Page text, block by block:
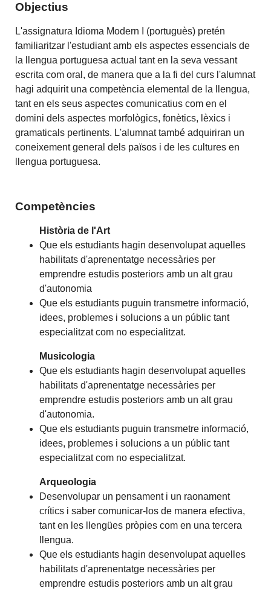
Objectius
L'assignatura Idioma Modern I (portuguès) pretén
familiaritzar l'estudiant amb els aspectes essencials de
la llengua portuguesa actual tant en la seva vessant
escrita com oral, de manera que a la fi del curs l'alumnat
hagi adquirit una competència elemental de la llengua,
tant en els seus aspectes comunicatius com en el
domini dels aspectes morfològics, fonètics, lèxics i
gramaticals pertinents. L'alumnat també adquiriran un
coneixement general dels països i de les cultures en
llengua portuguesa.
Competències
Història de l'Art
Que els estudiants hagin desenvolupat aquelles
habilitats d'aprenentatge necessàries per
emprendre estudis posteriors amb un alt grau
d'autonomia
Que els estudiants puguin transmetre informació,
idees, problemes i solucions a un públic tant
especialitzat com no especialitzat.
Musicologia
Que els estudiants hagin desenvolupat aquelles
habilitats d'aprenentatge necessàries per
emprendre estudis posteriors amb un alt grau
d'autonomia.
Que els estudiants puguin transmetre informació,
idees, problemes i solucions a un públic tant
especialitzat com no especialitzat.
Arqueologia
Desenvolupar un pensament i un raonament
crítics i saber comunicar-los de manera efectiva,
tant en les llengües pròpies com en una tercera
llengua.
Que els estudiants hagin desenvolupat aquelles
habilitats d'aprenentatge necessàries per
emprendre estudis posteriors amb un alt grau